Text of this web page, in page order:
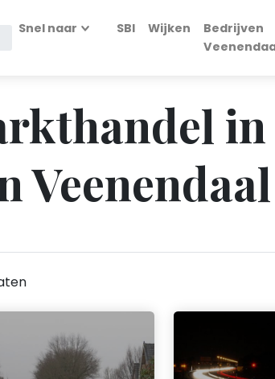
Snel naar SBI Wijken
Bedrijven
Veenendaal